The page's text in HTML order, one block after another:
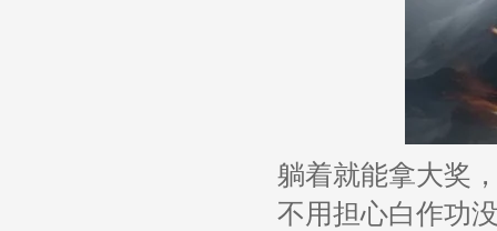
躺着就能拿大奖
不用担心白作功